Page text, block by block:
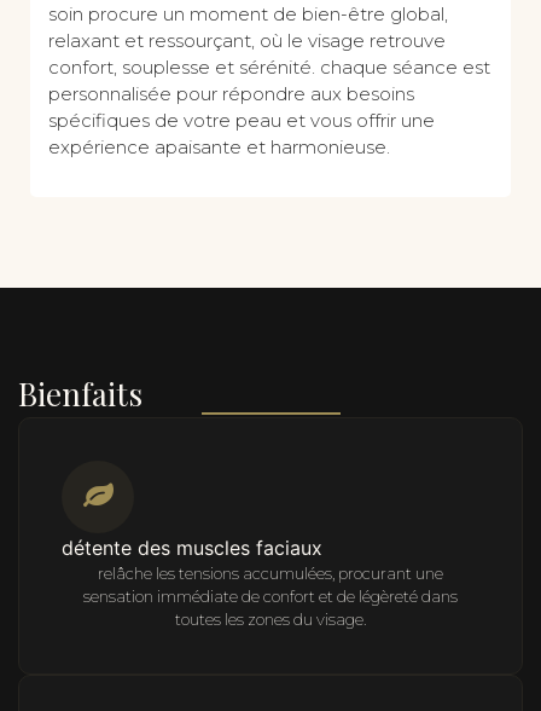
soin procure un moment de bien-être global,
relaxant et ressourçant, où le visage retrouve
confort, souplesse et sérénité. chaque séance est
personnalisée pour répondre aux besoins
spécifiques de votre peau et vous offrir une
expérience apaisante et harmonieuse.
Bienfaits
détente des muscles faciaux
relâche les tensions accumulées, procurant une
sensation immédiate de confort et de légèreté dans
toutes les zones du visage.